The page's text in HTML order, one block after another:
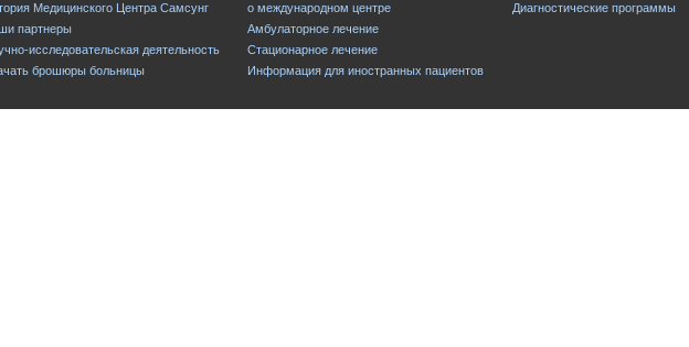
Медицинского Центра Самсунг
партнеры
исследовательская деятельность
брошюры больницы
о международном центре
Амбулаторное лечение
Стационарное лечение
Информация для иностранных пациентов
Диагностические программы